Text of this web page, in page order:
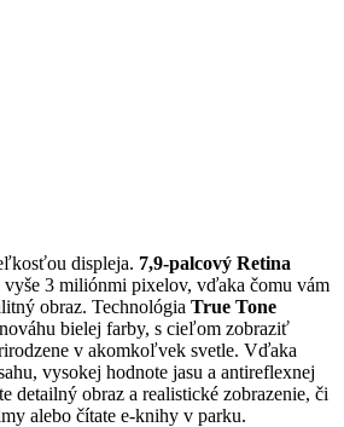
displeja. 7,9-palcový Retina
vyše 3 miliónmi pixelov, vďaka čomu vám
obraz. Technológia True Tone
bielej farby, s cieľom zobraziť
v akomkoľvek svetle. Vďaka
vysokej hodnote jasu a antireflexnej
detailný obraz a realistické zobrazenie, či
alebo čítate e-knihy v parku.